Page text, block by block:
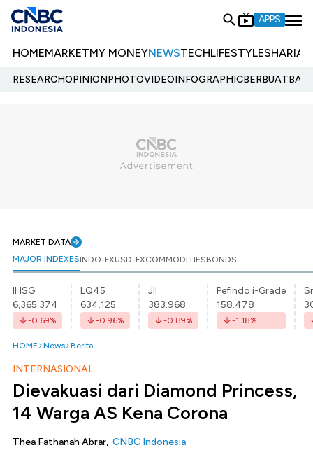
APPS
HOMEMARKETMY MONEYNEWSTECHLIFESTYLESHARIA
RESEARCHOPINIONPHOTOVIDEOINFOGRAPHIC
MARKET DATA
MAJOR INDEXESINDO-FXUSD-FXCOMMODITIESBONDS
IHSG
6,365.374
-0.69%
LQ45
634.125
-0.96%
JII
383.968
-0.89%
Pefindo i-Grade
158.478
-1.18%
HOME News Berita
INTERNASIONAL
Dievakuasi dari Diamond Princess,
14 Warga AS Kena Corona
Thea Fathanah Abrar, CNBC Indonesia